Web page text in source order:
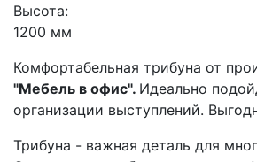
Высота:
1200 мм
Комфортабельная трибуна от
"Мебель в офис". Идеально
организации выступлений.
Трибуна - важная деталь для